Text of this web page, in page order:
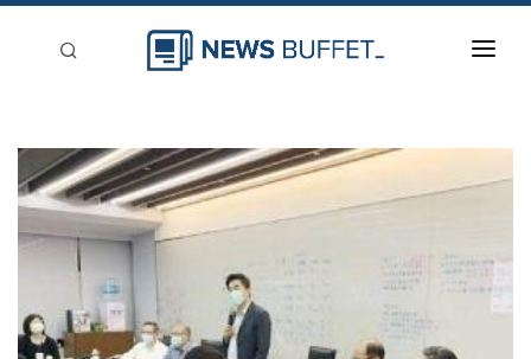
新聞稿分類
登入
刊登